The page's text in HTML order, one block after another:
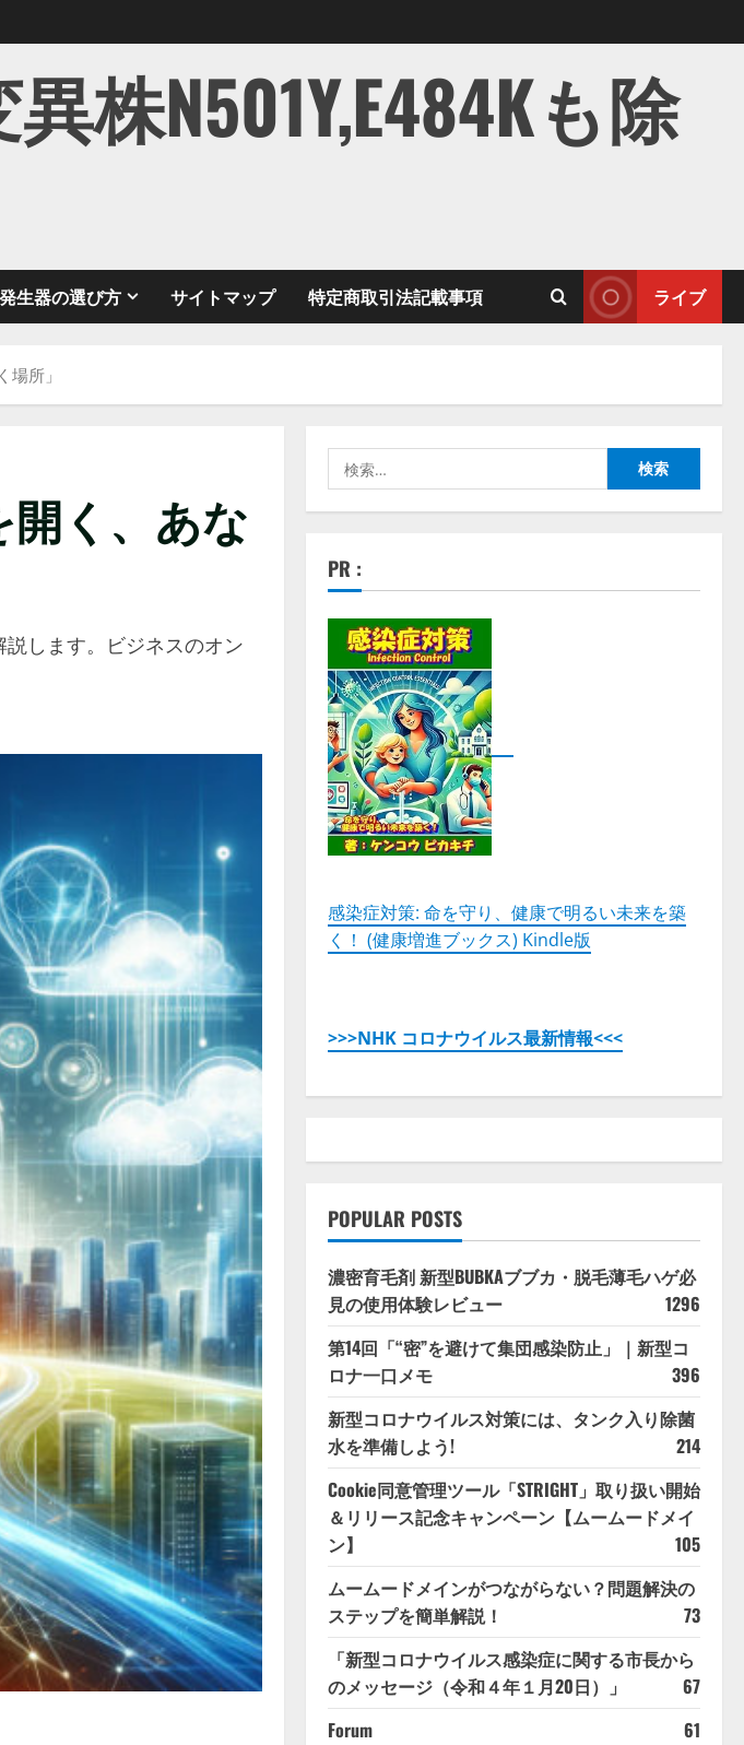
株N501Y,E484Kも除
生器の選び方 サイトマップ 特定商取引法記載事項 ライブ
所」
く、あな
します。ビジネスのオン
索:
PR :
感染症対策: 命を守り、健康で明るい未来を築
く！ (健康増進ブックス) Kindle版
>>>NHK コロナウイルス最新情報<<<
POPULAR POSTS
濃密育毛剤 新型BUBKAブブカ・脱毛薄毛ハゲ必
見の使用体験レビュー
1296
第14回「“密”を避けて集団感染防止」｜新型コ
ロナ一口メモ
396
新型コロナウイルス対策には、タンク入り除菌
水を準備しよう!
214
Cookie同意管理ツール「STRIGHT」取り扱い開始
＆リリース記念キャンペーン【ムームードメイ
ン】
105
ムームードメインがつながらない？問題解決の
ステップを簡単解説！
73
「新型コロナウイルス感染症に関する市長から
のメッセージ（令和４年１月20日）」
67
Forum
61